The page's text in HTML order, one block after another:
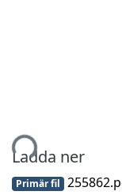
Ladda ner
Primär fil